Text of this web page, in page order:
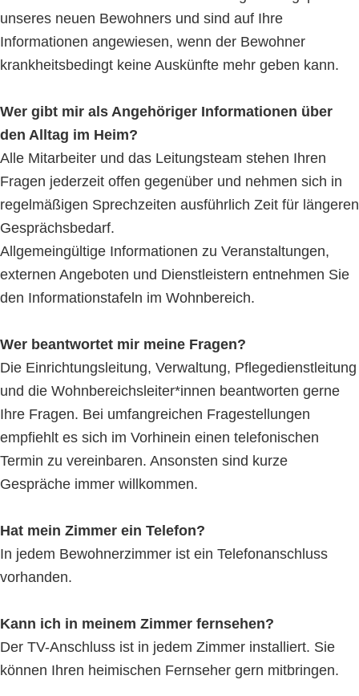
unseres neuen Bewohners und sind auf Ihre
Informationen angewiesen, wenn der Bewohner
krankheitsbedingt keine Auskünfte mehr geben kann.
Wer gibt mir als Angehöriger Informationen über
den Alltag im Heim?
Alle Mitarbeiter und das Leitungsteam stehen Ihren
Fragen jederzeit offen gegenüber und nehmen sich in
regelmäßigen Sprechzeiten ausführlich Zeit für längeren
Gesprächsbedarf.
Allgemeingültige Informationen zu Veranstaltungen,
externen Angeboten und Dienstleistern entnehmen Sie
den Informationstafeln im Wohnbereich.
Wer beantwortet mir meine Fragen?
Die Einrichtungsleitung, Verwaltung, Pflegedienstleitung
und die Wohnbereichsleiter*innen beantworten gerne
Ihre Fragen. Bei umfangreichen Fragestellungen
empfiehlt es sich im Vorhinein einen telefonischen
Termin zu vereinbaren. Ansonsten sind kurze
Gespräche immer willkommen.
Hat mein Zimmer ein Telefon?
In jedem Bewohnerzimmer ist ein Telefonanschluss
vorhanden.
Kann ich in meinem Zimmer fernsehen?
Der TV-Anschluss ist in jedem Zimmer installiert. Sie
können Ihren heimischen Fernseher gern mitbringen.